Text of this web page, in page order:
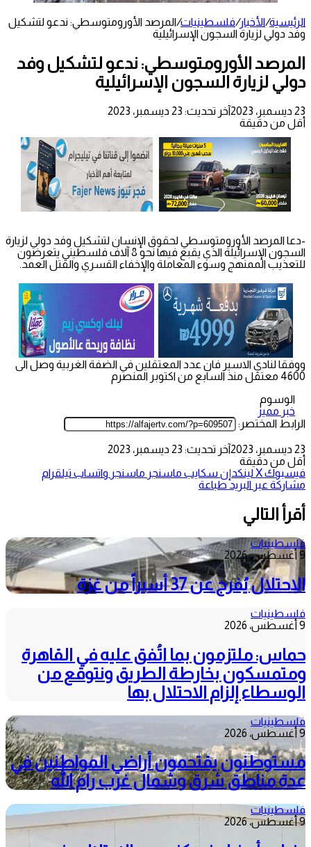
الرئيسية/الأخبار/فلسطينيات/المرصد الأورومتوسطي: ندعو لتشكيل
وفد دولي لزيارة السجون الإسرائيلية
المرصد الأورومتوسطي: ندعو لتشكيل وفد
دولي لزيارة السجون الإسرائيلية
23 ديسمبر، 2023
آخر تحديث: 23 ديسمبر، 2023
أقل من دقيقة
-دعا المرصد الأورومتوسطي لحقوق الإنسان لتشكيل وفد دولي لزيارة
السجون الإسرائيلة الذي يقبع فيها نحو 8 آلاف فلسطيني يتعرضون
للتعذيب الممنهج وسوء المعاملة والإخفاء القسري والقتل العمد.
ووفقا لنادي الاسير فان عدد المعتقلين في الضفة الغربية وصل الى
4600 معتقل منذ السابع من اكتوبر المنصرم
الوسوم
خبر مميز
الرابط المختصر:
23 ديسمبر، 2023
آخر تحديث: 23 ديسمبر، 2023
أقل من دقيقة
فيسبوك‫Xلينكدإن سكايب ماسنجر ماسنجر واتساب تيلقرام
مشاركة عبر البريد طباعة
أقرأ التالي
فلسطينيات
9 أغسطس، 2026
الاحتلال يُفرج عن 37 أسيراً من غزة
فلسطينيات
9 أغسطس، 2026
حماس: ملتزمون بما اتُفق عليه في القاهرة
ومتمسكون بخارطة الطريق ونتوقع من
الوسطاء إلزام الاحتلال بها
فلسطينيات
9 أغسطس، 2026
مستوطنون يقتحمون أراضي المواطنين في
عدة مناطق شرق وشمال غرب رام الله
فلسطينيات
9 أغسطس، 2026